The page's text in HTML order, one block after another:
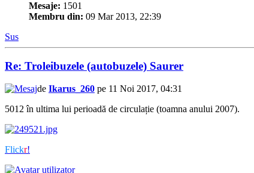
Mesaje: 1501
Membru din: 09 Mar 2013, 22:39
Sus
Re: Troleibuzele (autobuzele) Saurer
de Ikarus_260 pe 11 Noi 2017, 04:31
5012 în ultima lui perioadă de circulație (toamna anului 2007).
Flickr!